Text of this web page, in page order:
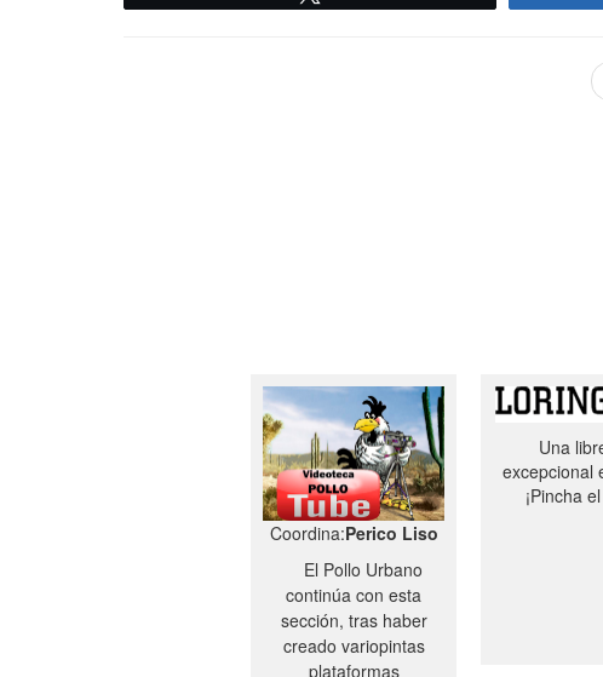
Coordina:Perico Liso
El Pollo Urbano
continúa con esta
sección, tras haber
creado variopintas
plataformas
Una
excepcional
¡Pincha